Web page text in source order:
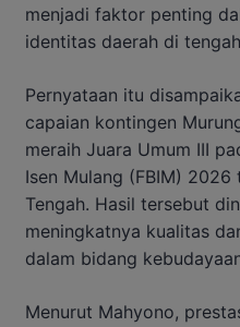
menjadi faktor penting
identitas daerah di
Pernyataan itu
capaian kontingen
meraih Juara Umum III
Isen Mulang (FBIM)
Tengah. Hasil tersebut
meningkatnya kualitas
dalam bidang
Menurut Mahyono,